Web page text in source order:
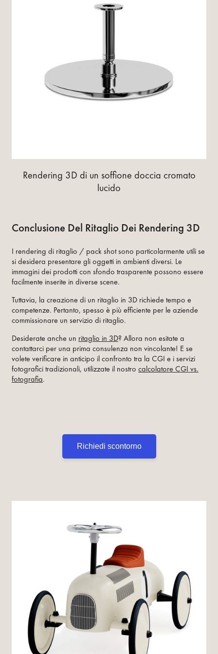
Rendering 3D di un soffione doccia cromato
lucido
Conclusione Del Ritaglio Dei Rendering 3D
I rendering di ritaglio / pack shot sono particolarmente utili se
si desidera presentare gli oggetti in ambienti diversi. Le
immagini dei prodotti con sfondo trasparente possono essere
facilmente inserite in diverse scene.
Tuttavia, la creazione di un ritaglio in 3D richiede tempo e
competenze. Pertanto, spesso è più efficiente per le aziende
commissionare un servizio di ritaglio.
Desiderate anche un ritaglio in 3D? Allora non esitate a
contattarci per una prima consulenza non vincolante! E se
volete verificare in anticipo il confronto tra la CGI e i servizi
fotografici tradizionali, utilizzate il nostro calcolatore CGI vs.
fotografia.
Richiedi scontorno